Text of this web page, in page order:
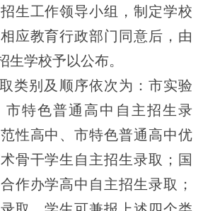
生工作领导小组，制定学校
应教育行政部门同意后，由
生学校予以公布。
类别及顺序依次为：市实验
市特色普通高中自主招生录
性高中、市特色普通高中优
骨干学生 自主招生录取； 国
作办学高中自主招生录取；